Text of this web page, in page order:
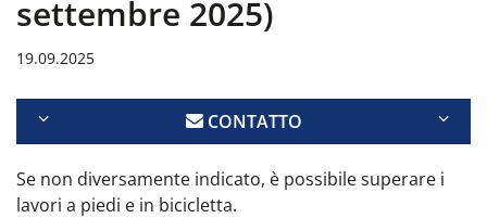
settembre 2025)
19.09.2025
CONTATTO
Se non diversamente indicato, è possibile superare i
lavori a piedi e in bicicletta.